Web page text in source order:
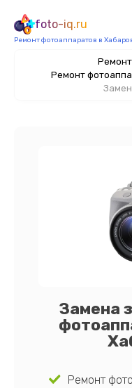
foto-iq.ru
Ремонт фотоаппаратов в
Ремонт
Замена
Ремонт